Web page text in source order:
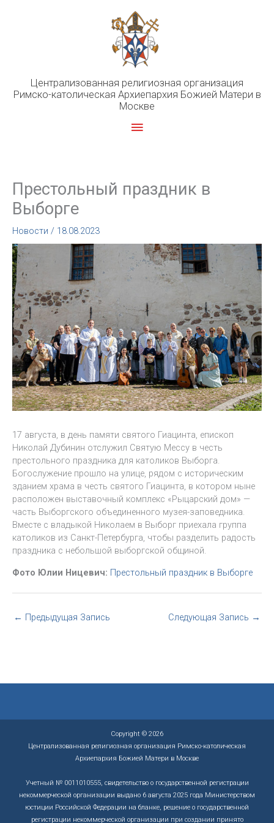
Централизованная религиозная организация
Римско-католическая Архиепархия Божией Матери в
Москве
Главное
Престольный праздник в
Выборге
Новости / 18.08.2023
17 августа, в день памяти святого Гиацинта, епископ
Николай Дубинин отслужил Святую Мессу в честь
престольного праздника для католиков Выборга.
Богослужение прошло на улице, рядом с историческим
зданием храма в честь святого Гиацинта, в котором ныне
расположен выставочный комплекс «Рыцарский дом» —
часть Выборгского объединенного музея-заповедника.
Вместе с владыкой Николаем в Выборг приехала группа
католиков из Санкт-Петербурга, чтобы разделить радость
праздника с небольшой выборгской общиной.
Фото Юлии Ницевич: Престольный праздник в Выборге
← Предыдущая Запись Следующая Запись →
Copyright © 2026
Централизованная религиозная организация Римско-католическая
Архиепархия Божией Матери в Москве
Учетный № 0011010555, свидетельство о государственной регистрации
некоммерческой организации выдано 6 августа 2025 года Министерством
юстиции Российской Федерации на бланке, решение о государственной
регистрации некоммерческой организации при создании принято